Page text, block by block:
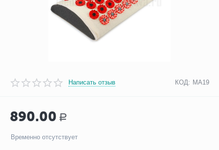
Написать отзыв КОД: МА19
890.00 Р
Временно отсутствует